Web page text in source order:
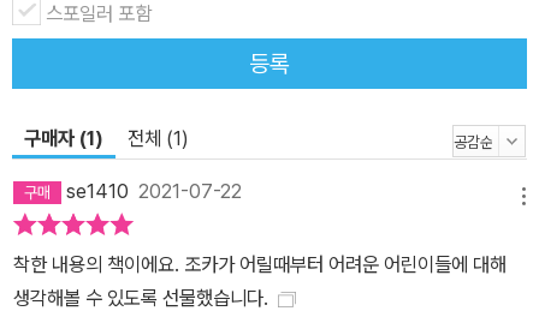
동 중 약 1억 7천 만 명이 위험한 작업 현장에 소모품처럼 투입되어
힘겹게 살아가고 있습니다. 이렇게 일을 하다 목숨을 잃는 아이들은
매년 2만 명이 넘지요. 일을 하는 아이들은 학교에 가고 싶어도, 지독
《그 공 차요!》의 배경이 된 축구공 공장, 쓰레기장, 카카오 농장, 의류
공장 그리고 전쟁터는 아동 노동 착취가 일어나는 주요 현장들입니
다. 아이들은 축구공 하나당 1,620회의 바느질을 하고, 45킬로그램
이 넘는 카카오 열매를 짊어지며, 하루 11시간 이상을 일해 겨우 2,0
00원 남짓한 돈을 받습니다. 다 큰 어른이 하기에도 힘들고 버거운
스포일러 포함
등록
구매자 (1) 전체 (1)
se1410 2021-07-22
착한 내용의 책이에요. 조카가 어릴때부터 어려운 어린이들에 대해
생각해볼 수 있도록 선물했습니다.